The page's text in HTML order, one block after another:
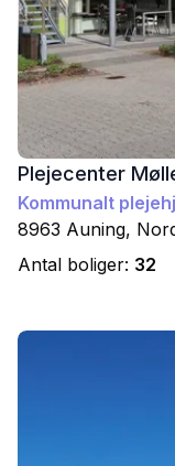
Plejecenter
Kommunalt
8963 Auning,
Antal boliger: 32